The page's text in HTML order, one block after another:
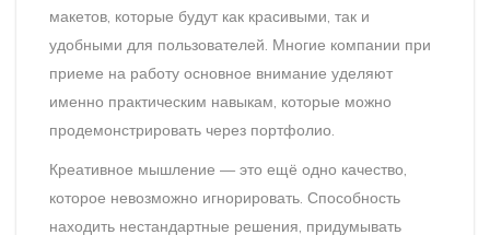
макетов, которые будут как красивыми, так и
удобными для пользователей. Многие компании при
приеме на работу основное внимание уделяют
именно практическим навыкам, которые можно
продемонстрировать через портфолио.
Креативное мышление — это ещё одно качество,
которое невозможно игнорировать. Способность
находить нестандартные решения, придумывать